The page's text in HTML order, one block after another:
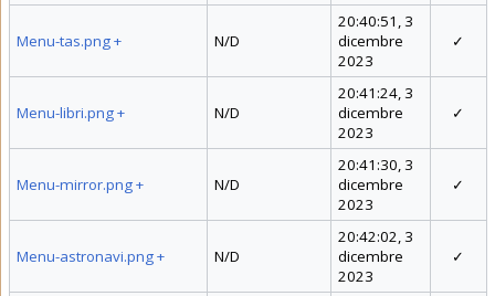
Menu-tas.png+ N/D
20:40:51, 3
dicembre
2023
✓
Menu-libri.png+ N/D
20:41:24, 3
dicembre
2023
✓
Menu-mirror.png+ N/D
20:41:30, 3
dicembre
2023
✓
Menu-astronavi.png+ N/D
20:42:02, 3
dicembre
2023
✓